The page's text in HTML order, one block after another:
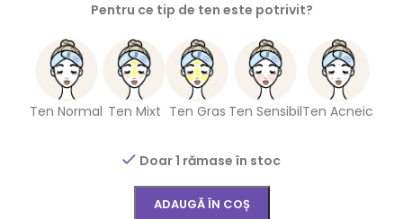
Pentru ce tip de ten este potrivit?
Ten Normal Ten Mixt Ten Gras Ten SensibilTen Acneic
Doar 1 rămase în stoc
ADAUGĂ ÎN COȘ